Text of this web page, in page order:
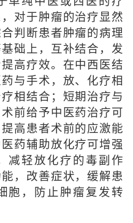
对于肿瘤的治疗显然
判断患者肿瘤的病理
础上，互补结合，发
高疗效。在中西医结
与手术，放、化疗相
相结合；短期治疗与
前给予中医药治疗可
高患者术前的应激能
药辅助放化疗可增强
减轻放化疗的毒副作
，改善症状，缓解患
胞，防止肿瘤复发转